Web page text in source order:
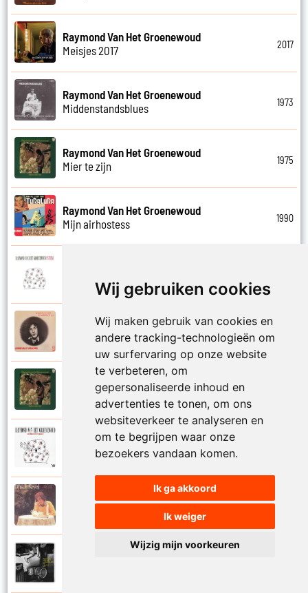
Wij gebruiken cookies
Wij maken gebruik van cookies en
andere tracking-technologieën om
uw surfervaring op onze website
te verbeteren, om
gepersonaliseerde inhoud en
advertenties te tonen, om ons
websiteverkeer te analyseren en
om te begrijpen waar onze
bezoekers vandaan komen.
Ik ga akkoord
Ik weiger
Wijzig mijn voorkeuren
Raymond Van Het Groenewoud
Meisjes 2017
2017
Raymond Van Het Groenewoud
Middenstandsblues
1973
Raymond Van Het Groenewoud
Mier te zijn
1975
Raymond Van Het Groenewoud
Mijn airhostess
1990
Mijn leven lang
Raymond Van Het Groenewoud
Mijn lieve schatje
Raymond Van Het Groenewoud
Mijn schoolgaande jeugd
Raymond Van Het Groenewoud
Mijnheer de postbode
Raymond Van Het Groenewoud